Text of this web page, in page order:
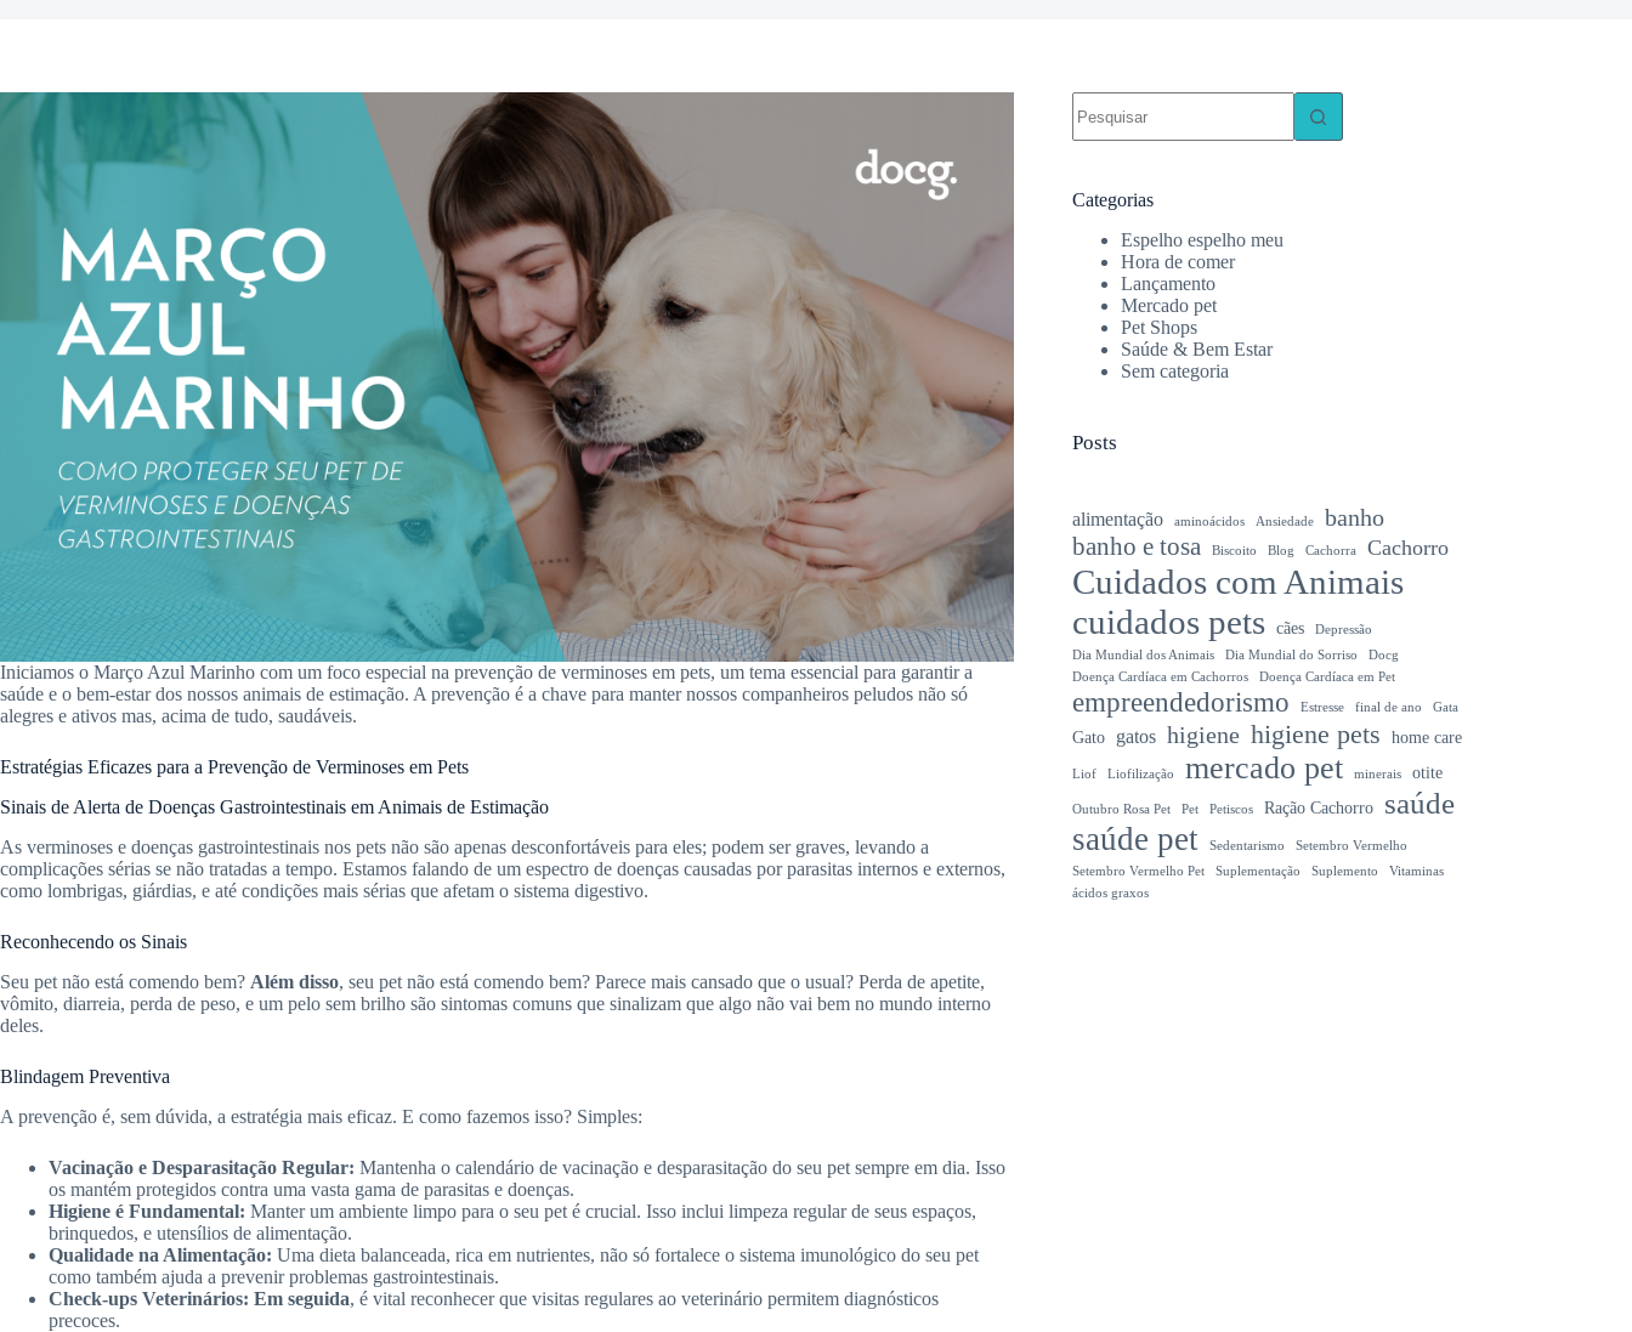
Iniciamos o Março Azul Marinho com um foco especial na prevenção de verminoses em pets, um tema essencial para garantir a
saúde e o bem-estar dos nossos animais de estimação. A prevenção é a chave para manter nossos companheiros peludos não só
alegres e ativos mas, acima de tudo, saudáveis.
Estratégias Eficazes para a Prevenção de Verminoses em Pets
Sinais de Alerta de Doenças Gastrointestinais em Animais de Estimação
As verminoses e doenças gastrointestinais nos pets não são apenas desconfortáveis para eles; podem ser graves, levando a
complicações sérias se não tratadas a tempo. Estamos falando de um espectro de doenças causadas por parasitas internos e externos,
como lombrigas, giárdias, e até condições mais sérias que afetam o sistema digestivo.
Reconhecendo os Sinais
Seu pet não está comendo bem? Além disso, seu pet não está comendo bem? Parece mais cansado que o usual? Perda de apetite,
vômito, diarreia, perda de peso, e um pelo sem brilho são sintomas comuns que sinalizam que algo não vai bem no mundo interno
deles.
Blindagem Preventiva
A prevenção é, sem dúvida, a estratégia mais eficaz. E como fazemos isso? Simples:
Vacinação e Desparasitação Regular: Mantenha o calendário de vacinação e desparasitação do seu pet sempre em dia. Isso
os mantém protegidos contra uma vasta gama de parasitas e doenças.
Higiene é Fundamental: Manter um ambiente limpo para o seu pet é crucial. Isso inclui limpeza regular de seus espaços,
brinquedos, e utensílios de alimentação.
Qualidade na Alimentação: Uma dieta balanceada, rica em nutrientes, não só fortalece o sistema imunológico do seu pet
como também ajuda a prevenir problemas gastrointestinais.
Check-ups Veterinários: Em seguida, é vital reconhecer que visitas regulares ao veterinário permitem diagnósticos
precoces.
resultados
Categorias
Espelho espelho meu
Hora de comer
Lançamento
Mercado pet
Pet Shops
Saúde & Bem Estar
Sem categoria
Posts
alimentação aminoácidos Ansiedade banho
banho e tosa Biscoito Blog Cachorra Cachorro
Cuidados com Animais
cuidados pets cães
Depressão
Dia Mundial dos Animais
Dia Mundial do Sorriso
Docg
Doença Cardíaca em Cachorros
Doença Cardíaca em Pet
empreendedorismo Estresse final de ano Gata
Gato gatos higiene higiene pets home care
Liof Liofilização mercado pet minerais otite
Outubro Rosa Pet Pet Petiscos Ração Cachorro saúde
saúde pet Sedentarismo
Setembro Vermelho
Setembro Vermelho Pet
Suplementação Suplemento
Vitaminas
ácidos graxos